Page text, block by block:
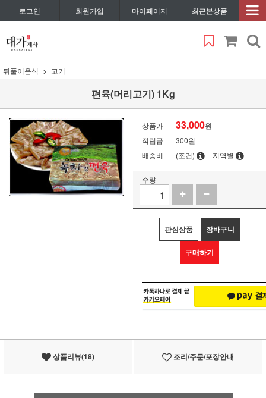
로그인 회원가입 마이페이지 최근본상품
뒤풀이음식 고기
편육(머리고기) 1Kg
상품가 33,000원
적립금
300원
배송비
(조건) 지역별
수량
관심상품 장바구니
구매하기
상품리뷰(18) 조리/주문/포장안내